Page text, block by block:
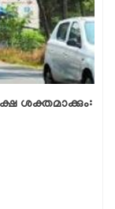
ശക്തമാക്കും: